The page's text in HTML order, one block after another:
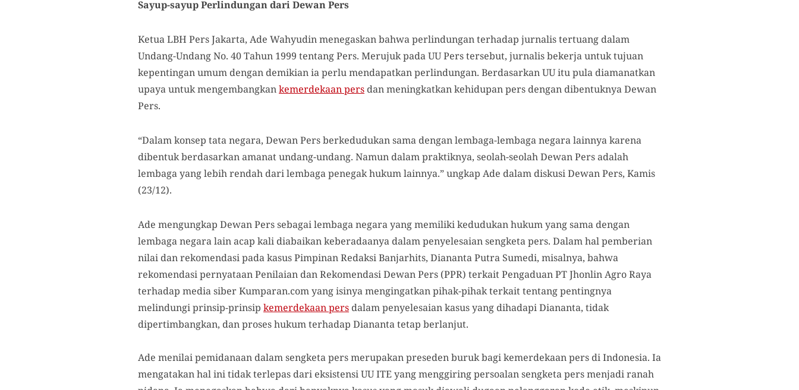
Sayup-sayup Perlindungan dari Dewan Pers
Ketua LBH Pers Jakarta, Ade Wahyudin menegaskan bahwa perlindungan terhadap jurnalis tertuang dalam
Undang-Undang No. 40 Tahun 1999 tentang Pers. Merujuk pada UU Pers tersebut, jurnalis bekerja untuk tujuan
kepentingan umum dengan demikian ia perlu mendapatkan perlindungan. Berdasarkan UU itu pula diamanatkan
upaya untuk mengembangkankemerdekaan pers dan meningkatkan kehidupan pers dengan dibentuknya Dewan
Pers.
“Dalam konsep tata negara, Dewan Pers berkedudukan sama dengan lembaga-lembaga negara lainnya karena
dibentuk berdasarkan amanat undang-undang. Namun dalam praktiknya, seolah-seolah Dewan Pers adalah
lembaga yang lebih rendah dari lembaga penegak hukum lainnya.” ungkap Ade dalam diskusi Dewan Pers, Kamis
(23/12).
Ade mengungkap Dewan Pers sebagai lembaga negara yang memiliki kedudukan hukum yang sama dengan
lembaga negara lain acap kali diabaikan keberadaanya dalam penyelesaian sengketa pers. Dalam hal pemberian
nilai dan rekomendasi pada kasus Pimpinan Redaksi Banjarhits, Diananta Putra Sumedi, misalnya, bahwa
rekomendasi pernyataan Penilaian dan Rekomendasi Dewan Pers (PPR) terkait Pengaduan PT Jhonlin Agro Raya
terhadap media siber Kumparan.com yang isinya mengingatkan pihak-pihak terkait tentang pentingnya
melindungi prinsip-prinsip kemerdekaan pers dalam penyelesaian kasus yang dihadapi Diananta, tidak
dipertimbangkan, dan proses hukum terhadap Diananta tetap berlanjut.
Ade menilai pemidanaan dalam sengketa pers merupakan preseden buruk bagi kemerdekaan pers di Indonesia. Ia
mengatakan hal ini tidak terlepas dari eksistensi UU ITE yang menggiring persoalan sengketa pers menjadi ranah